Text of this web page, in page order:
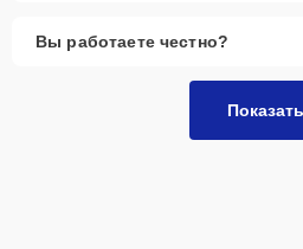
Вы работаете честно?
Показать